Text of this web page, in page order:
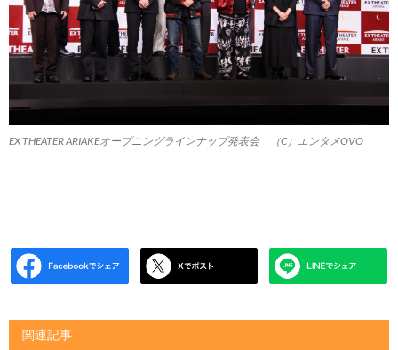
EX THEATER ARIAKEオープニングラインナップ発表会 （C）エンタメOVO
関連記事